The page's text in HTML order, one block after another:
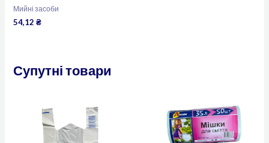
Мийні засоби
54,12₴
Супутні товари